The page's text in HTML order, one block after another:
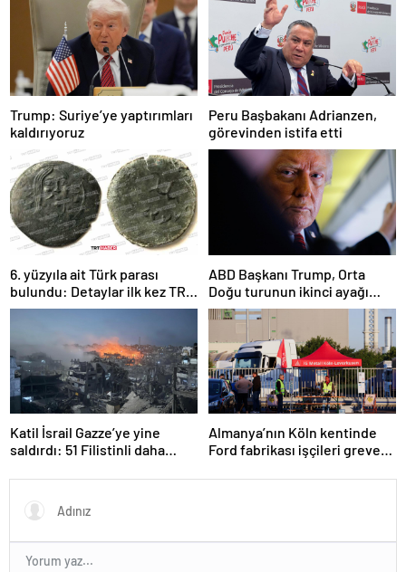
Trump: Suriye’ye yaptırımları
kaldırıyoruz
Peru Başbakanı Adrianzen,
görevinden istifa etti
6. yüzyıla ait Türk parası
bulundu: Detaylar ilk kez TRT
Haber’de
ABD Başkanı Trump, Orta
Doğu turunun ikinci ayağı
Katar’da
Katil İsrail Gazze’ye yine
saldırdı: 51 Filistinli daha
Almanya’nın Köln kentinde
Ford fabrikası işçileri greve